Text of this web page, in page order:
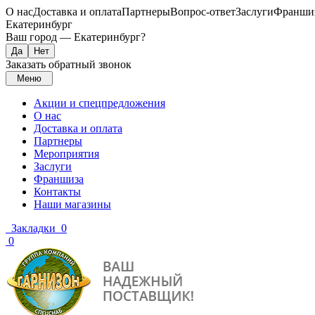
О насДоставка и оплатаПартнерыВопрос-ответЗаслуги
Екатеринбург
Ваш город — Екатеринбург?
Заказать обратный звонок
Меню
Акции и спецпредложения
О нас
Доставка и оплата
Партнеры
Мероприятия
Заслуги
Франшиза
Контакты
Наши магазины
Закладки 0
0